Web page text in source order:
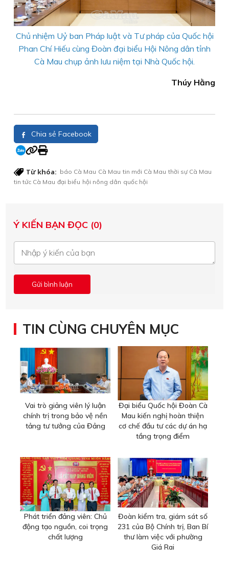
Chủ nhiệm Uỷ ban Pháp luật và Tư pháp của Quốc hội
Phan Chí Hiếu cùng Đoàn đại biểu Hội Nông dân tỉnh
Cà Mau chụp ảnh lưu niệm tại Nhà Quốc hội.
Thúy Hằng
Chia sẻ Facebook
Từ khóa: báo Cà Mau Cà Mau tin mới Cà Mau thời sự Cà Mau
tin tức Cà Mau đại biểu hội nông dân quốc hội
Ý KIẾN BẠN ĐỌC (0)
TIN CÙNG CHUYÊN MỤC
Vai trò giảng viên lý luận
chính trị trong bảo vệ nền
tảng tư tưởng của Đảng
Đại biểu Quốc hội Đoàn Cà
Mau kiến nghị hoàn thiện
cơ chế đầu tư các dự án hạ
tầng trọng điểm
Phát triển đảng viên: Chủ
động tạo nguồn, coi trọng
chất lượng
Đoàn kiểm tra, giám sát số
231 của Bộ Chính trị, Ban Bí
thư làm việc với phường
Giá Rai